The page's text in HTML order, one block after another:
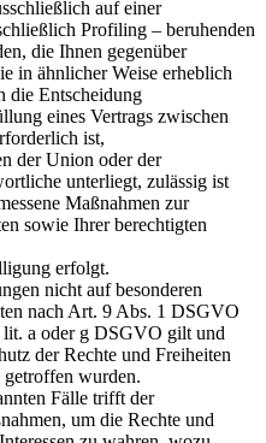
auf einer
Profiling – beruhenden
die Ihnen gegenüber
in ähnlicher Weise erheblich
die Entscheidung
eines Vertrags zwischen
ist,
der Union oder der
unterliegt, zulässig ist
Maßnahmen zur
sowie Ihrer berechtigten
erfolgt.
nicht auf besonderen
nach Art. 9 Abs. 1 DSGVO
a oder g DSGVO gilt und
der Rechte und Freiheiten
getroffen wurden.
Fälle trifft der
um die Rechte und